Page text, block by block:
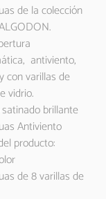
de la colección
antiviento,
con varillas de
vidrio.
brillante
Antiviento
producto:
de 8 varillas de